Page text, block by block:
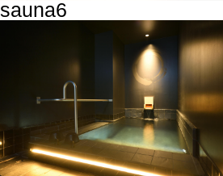
sauna6